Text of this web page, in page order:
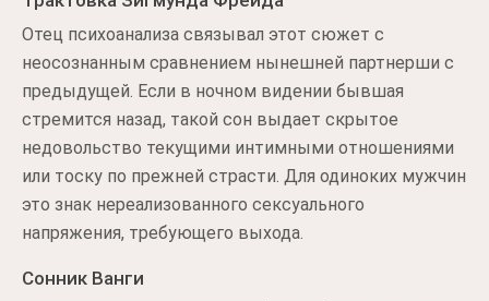
Отец психоанализа связывал этот сюжет с
неосознанным сравнением нынешней партнерши с
предыдущей. Если в ночном видении бывшая
стремится назад, такой сон выдает скрытое
недовольство текущими интимными отношениями
или тоску по прежней страсти. Для одиноких мужчин
это знак нереализованного сексуального
напряжения, требующего выхода.
Сонник Ванги